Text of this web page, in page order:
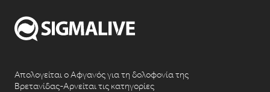
Απολογείται ο Αφγανός για τη δολοφονία της
Βρετανίδας-Αρνείται τις κατηγορίες